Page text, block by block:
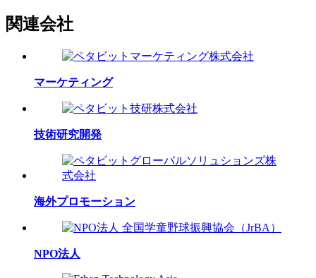
関連会社
マーケティング
技術研究開発
海外プロモーション
NPO法人